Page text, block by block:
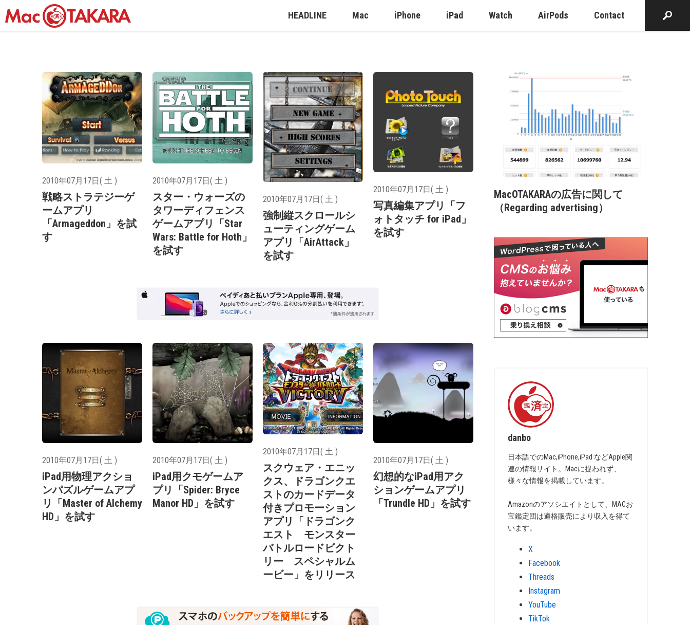
HEADLINE Mac iPhone iPad Watch AirPods Contact
2010年07月17日( 土 )
戦略ストラテジーゲ
ームアプリ
「Armageddon」を試
す
2010年07月17日( 土 )
スター・ウォーズの
タワーディフェンス
ゲームアプリ「Star
Wars: Battle for Hoth」
を試す
2010年07月17日( 土 )
強制縦スクロールシ
ューティングゲーム
アプリ「AirAttack」
を試す
2010年07月17日( 土 )
写真編集アプリ「フ
ォトタッチ for iPad」
を試す
2010年07月17日( 土 )
iPad用物理アクショ
ンパズルゲームアプ
リ「Master of Alchemy
HD」を試す
2010年07月17日( 土 )
iPad用クモゲームア
プリ「Spider: Bryce
Manor HD」を試す
2010年07月17日( 土 )
スクウェア・エニッ
クス、ドラゴンクエ
ストのカードデータ
付きプロモーション
アプリ「ドラゴンク
エスト モンスター
バトルロードビクト
リー スペシャルム
ービー」をリリース
2010年07月17日( 土 )
幻想的なiPad用アク
ションゲームアプリ
「Trundle HD」を試す
MacOTAKARAの広告に関して
（Regarding advertising）
danbo
日本語でのMac,iPhone,iPad などApple関
連の情報サイト。Macに捉われず、
様々な情報を掲載しています。
Amazonのアソシエイトとして、MACお
宝鑑定団は適格販売により収入を得て
います。
X
Facebook
Threads
Instagram
YouTube
TikTok